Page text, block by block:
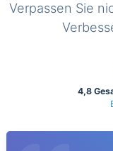
Verpassen Sie
4,8